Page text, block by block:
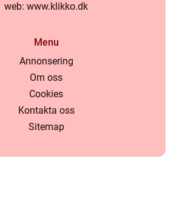
web: www.klikko.dk
Menu
Annonsering
Om oss
Cookies
Kontakta oss
Sitemap